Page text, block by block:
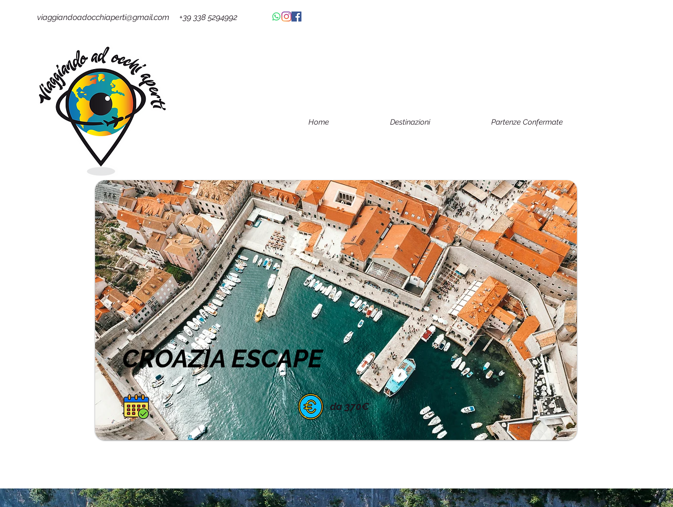
viaggiandoadocchiaperti@gmail.com +39 338 5294992
Home Destinazioni Partenze Confermate
CROAZIA ESCAPE
da 370€